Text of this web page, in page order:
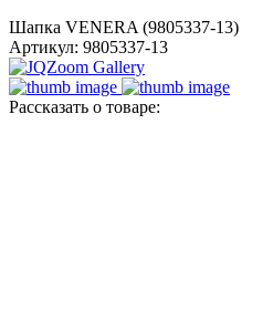
Шапка VENERA (9805337-13)
Артикул: 9805337-13
Рассказать о товаре: